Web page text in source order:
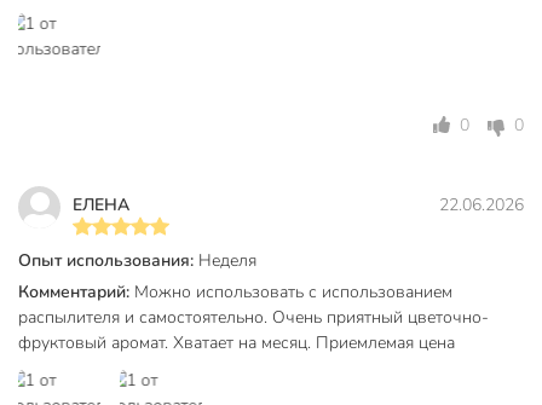
посещение ванной или туалетной комнаты приятным и
расслабляющим.
Бренд
Страна производства
Набор
поштучно
Форма выпуска
аэрозоль
Автоматический
0 0
ЕЛЕНА 22.06.2026
Опыт использования: Неделя
Комментарий: Можно использовать с использованием
распылителя и самостоятельно. Очень приятный цветочно-
фруктовый аромат. Хватает на месяц. Приемлемая цена